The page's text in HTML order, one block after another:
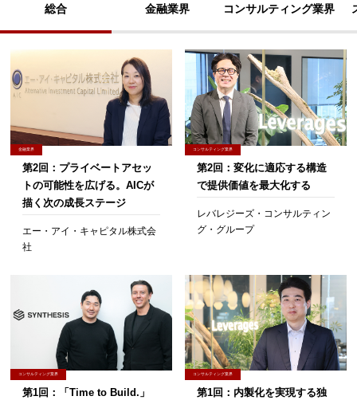
総合 金融業界 コンサルティング業界
金融業界
第2回：プライベートアセッ
トの可能性を広げる。AICが
描く次の成長ステージ
エー・アイ・キャピタル株式会
社
コンサルティング業界
第2回：変化に適応する構造
で提供価値を最大化する
レバレジーズ・コンサルティン
グ・グループ
コンサルティング業界
第1回：「Time to Build.」
コンサルティング業界
第1回：内製化を実現する独